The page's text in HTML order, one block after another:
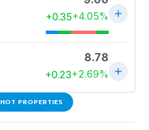
HOT PROPERTIES